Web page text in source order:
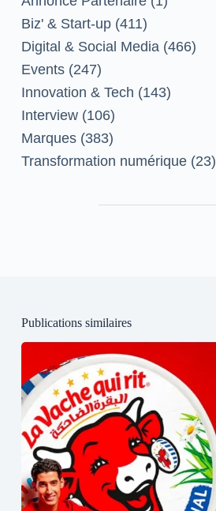
Biz' & Start-up(411)
Digital & Social Media(466)
Events(247)
Innovation & Tech (143)
Interview(106)
Marques(383)
Transformation numérique(23)
Publications similaires